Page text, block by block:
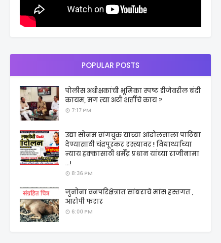
POPULAR POSTS
पोलीस अधीक्षकांची भूमिका स्पष्ट डीजेवरील बंदी
कायम, मग त्या अटी शर्तीचे काय ?
7:17 PM
उद्या सोनम वांगचुक यांच्या आंदोलनाला पाठिंबा
देण्यासाठी चंद्रपूरकर रस्त्यावर ! विद्यार्थ्यांच्या
न्याय हक्कासाठी धर्मेंद्र प्रधान यांच्या राजीनामा
...!
8:36 PM
जुनोना वनपरिक्षेत्रात सांबराचे मांस हस्तगत ,
आरोपी फरार
6:00 PM